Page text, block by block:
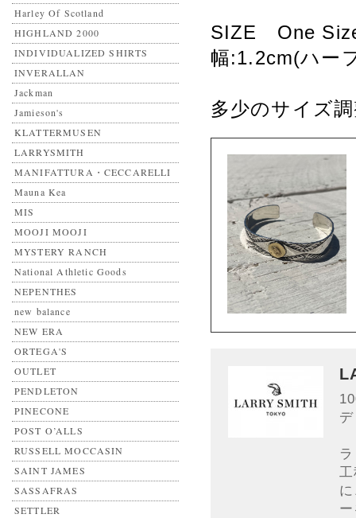
Harley Of Scotland
HIGHLAND 2000
INDIVIDUALIZED SHIRTS
INVERALLAN
Jackman
Jamieson's
KLATTERMUSEN
LARRYSMITH
MANIFATTURA・CECCARELLI
Mauna Kea
MIS
MOOJI MOOJI
MYSTERY RANCH
National Athletic Goods
NEPENTHES
new balance
NEW ERA
ORTEGA'S
OUTLET
PENDLETON
PINECONE
POST O’ALLS
RUSSELL MOCCASIN
SAINT JAMES
SASSAFRAS
SETTLER
SIZE One
幅:1.2cm(ハー
多少のサイズ